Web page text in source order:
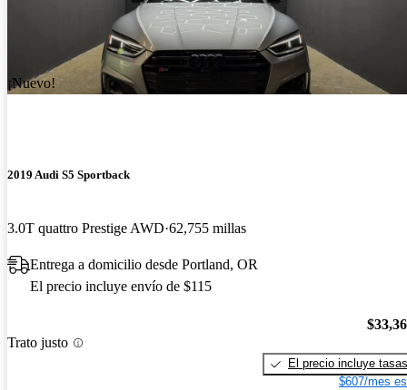
¡Nuevo!
2019 Audi S5 Sportback
3.0T quattro Prestige AWD 62,755 millas
Entrega a domicilio desde Portland, OR
El precio incluye envío de $115
Trato justo
El precio incluye tasas
$607/mes